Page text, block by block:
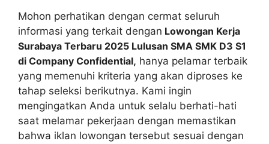
Mohon perhatikan dengan cermat seluruh
informasi yang terkait dengan Lowongan Kerja
Surabaya Terbaru 2025 Lulusan SMA SMK D3 S1
di Company Confidential, hanya pelamar terbaik
yang memenuhi kriteria yang akan diproses ke
tahap seleksi berikutnya. Kami ingin
mengingatkan Anda untuk selalu berhati-hati
saat melamar pekerjaan dengan memastikan
bahwa iklan lowongan tersebut sesuai dengan